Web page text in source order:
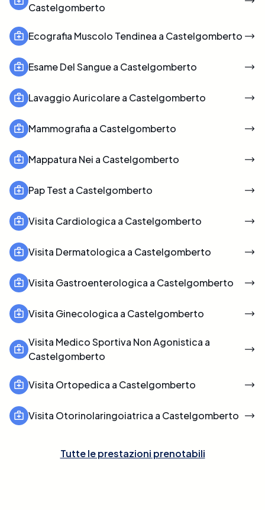
Castelgomberto
Ecografia Muscolo Tendinea a Castelgomberto
Esame Del Sangue a Castelgomberto
Lavaggio Auricolare a Castelgomberto
Mammografia a Castelgomberto
Mappatura Nei a Castelgomberto
Pap Test a Castelgomberto
Visita Cardiologica a Castelgomberto
Visita Dermatologica a Castelgomberto
Visita Gastroenterologica a Castelgomberto
Visita Ginecologica a Castelgomberto
Visita Medico Sportiva Non Agonistica a
Castelgomberto
Visita Ortopedica a Castelgomberto
Visita Otorinolaringoiatrica a Castelgomberto
Tutte le prestazioni prenotabili